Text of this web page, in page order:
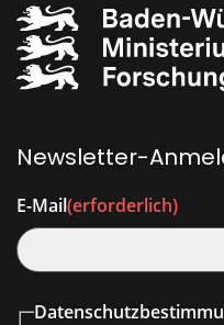
Newsletter-
E-Mail(erforderlich)